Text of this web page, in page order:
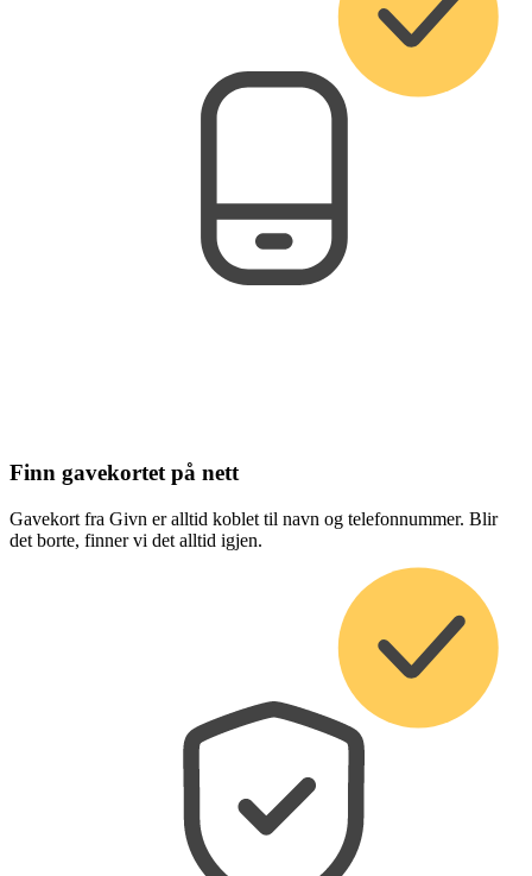
Finn gavekortet på nett
Gavekort fra Givn er alltid koblet til navn og telefonnummer. Blir
det borte, finner vi det alltid igjen.